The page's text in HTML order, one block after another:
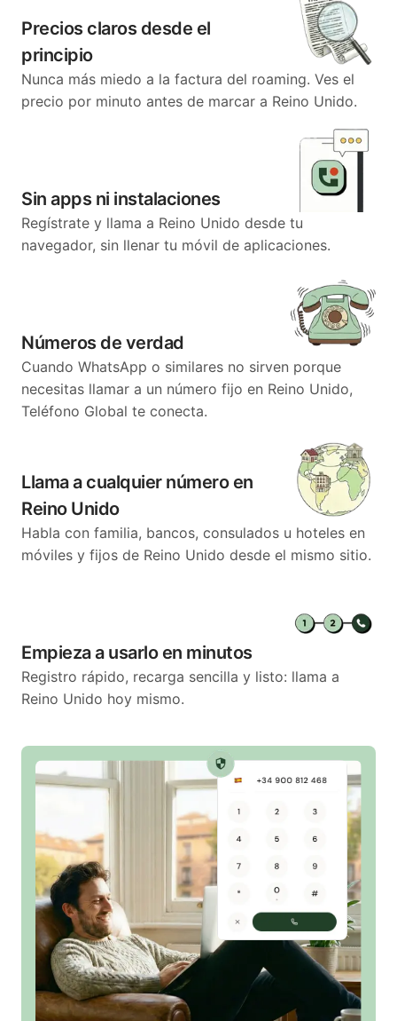
Precios claros desde el
principio
Nunca más miedo a la factura del roaming. Ves el
precio por minuto antes de marcar a Reino Unido.
Sin apps ni instalaciones
Regístrate y llama a Reino Unido desde tu
navegador, sin llenar tu móvil de aplicaciones.
Números de verdad
Cuando WhatsApp o similares no sirven porque
necesitas llamar a un número fijo en Reino Unido,
Teléfono Global te conecta.
Llama a cualquier número en
Reino Unido
Habla con familia, bancos, consulados u hoteles en
móviles y fijos de Reino Unido desde el mismo sitio.
Empieza a usarlo en minutos
Registro rápido, recarga sencilla y listo: llama a
Reino Unido hoy mismo.